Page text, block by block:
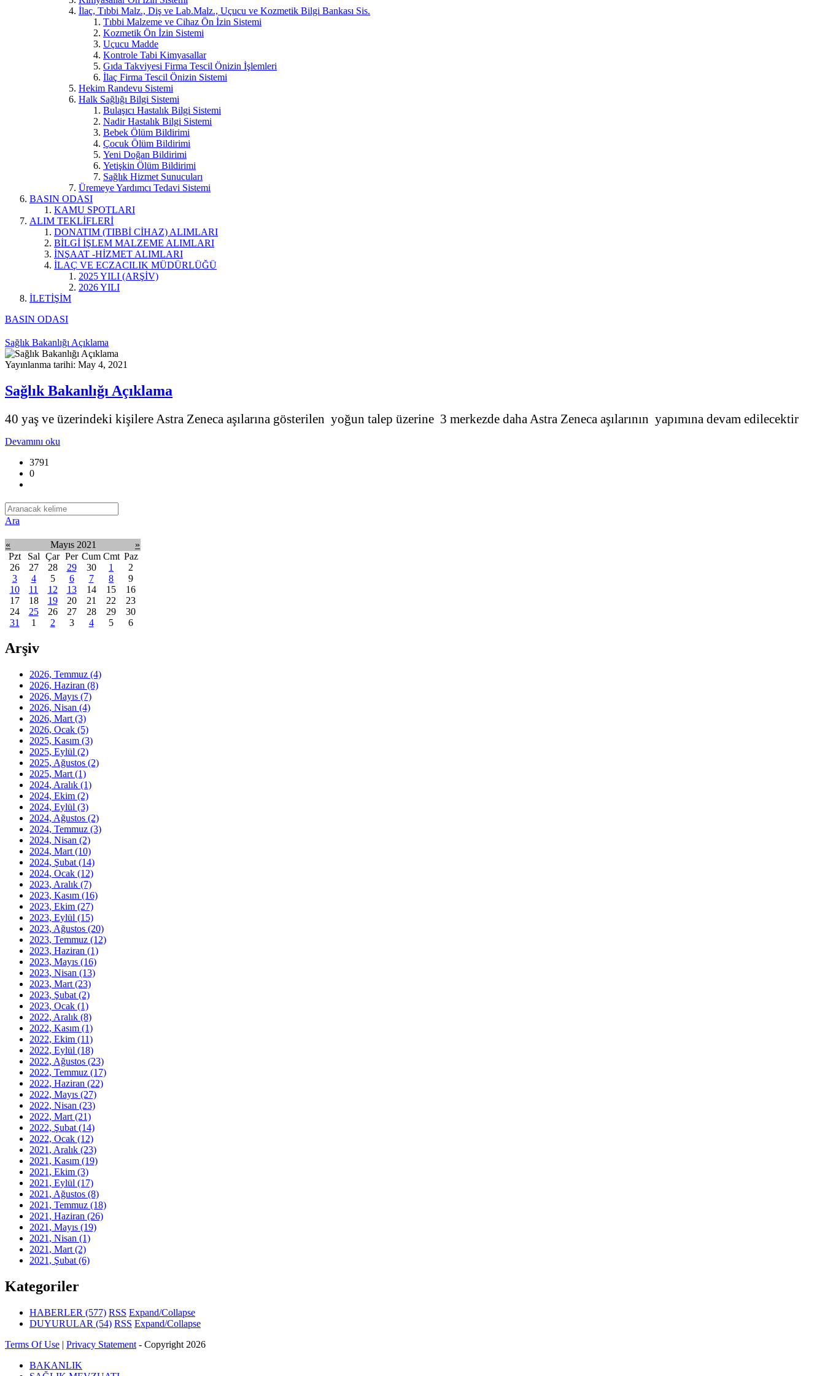
İlaç, Tıbbi Malz., Diş ve Lab.Malz., Uçucu ve Kozmetik Bilgi Bankası Sis.
Tıbbi Malzeme ve Cihaz Ön İzin Sistemi
Kozmetik Ön İzin Sistemi
Uçucu Madde
Kontrole Tabi Kimyasallar
Gıda Takviyesi Firma Tescil Önizin İşlemleri
İlaç Firma Tescil Önizin Sistemi
Hekim Randevu Sistemi
Halk Sağlığı Bilgi Sistemi
Bulaşıcı Hastalık Bilgi Sistemi
Nadir Hastalık Bilgi Sistemi
Bebek Ölüm Bildirimi
Çocuk Ölüm Bildirimi
Yeni Doğan Bildirimi
Yetişkin Ölüm Bildirimi
Sağlık Hizmet Sunucuları
Üremeye Yardımcı Tedavi Sistemi
BASIN ODASI
KAMU SPOTLARI
ALIM TEKLİFLERİ
DONATIM (TIBBİ CİHAZ) ALIMLARI
BİLGİ İŞLEM MALZEME ALIMLARI
İNŞAAT -HİZMET ALIMLARI
İLAÇ VE ECZACILIK MÜDÜRLÜĞÜ
2025 YILI (ARŞİV)
2026 YILI
İLETİŞİM
BASIN ODASI
Sağlık Bakanlığı Açıklama
Yayınlanma tarihi: May 4, 2021
Sağlık Bakanlığı Açıklama
40 yaş ve üzerindeki kişilere Astra Zeneca aşılarına gösterilen yoğun talep üzerine 3 merkezde daha Astra Zeneca aşılarının yapımına devam edilecektir
Devamını oku
3791
0
Ara
« Mayıs 2021
»
Pzt
Sal Çar Per Cum Cmt Paz
26
27 28 29 30 1
2
3
4 5 6 7 8
9
10
11 12 13 14 15
16
17
18 19 20 21 22
23
24
25 26 27 28 29
30
31
1 2 3 4 5 6
Arşiv
2026, Temmuz (4)
2026, Haziran (8)
2026, Mayıs (7)
2026, Nisan (4)
2026, Mart (3)
2026, Ocak (5)
2025, Kasım (3)
2025, Eylül (2)
2025, Ağustos (2)
2025, Mart (1)
2024, Aralık (1)
2024, Ekim (2)
2024, Eylül (3)
2024, Ağustos (2)
2024, Temmuz (3)
2024, Nisan (2)
2024, Mart (10)
2024, Şubat (14)
2024, Ocak (12)
2023, Aralık (7)
2023, Kasım (16)
2023, Ekim (27)
2023, Eylül (15)
2023, Ağustos (20)
2023, Temmuz (12)
2023, Haziran (1)
2023, Mayıs (16)
2023, Nisan (13)
2023, Mart (23)
2023, Şubat (2)
2023, Ocak (1)
2022, Aralık (8)
2022, Kasım (1)
2022, Ekim (11)
2022, Eylül (18)
2022, Ağustos (23)
2022, Temmuz (17)
2022, Haziran (22)
2022, Mayıs (27)
2022, Nisan (23)
2022, Mart (21)
2022, Şubat (14)
2022, Ocak (12)
2021, Aralık (23)
2021, Kasım (19)
2021, Ekim (3)
2021, Eylül (17)
2021, Ağustos (8)
2021, Temmuz (18)
2021, Haziran (26)
2021, Mayıs (19)
2021, Nisan (1)
2021, Mart (2)
2021, Şubat (6)
Kategoriler
HABERLER (577) RSS Expand/Collapse
DUYURULAR (54) RSS Expand/Collapse
Terms Of Use | Privacy Statement - Copyright 2026
BAKANLIK